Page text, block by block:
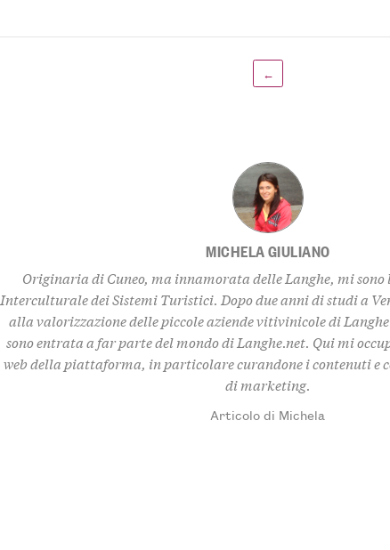
←
MICHELA GIULIANO
Originaria di Cuneo, ma innamorata delle Langhe, mi
Interculturale dei Sistemi Turistici. Dopo due anni di studi a
alla valorizzazione delle piccole aziende vitivinicole di
sono entrata a far parte del mondo di Langhe.net. Qui mi
web della piattaforma, in particolare curandone i contenuti e
di marketing.
Articolo di Michela